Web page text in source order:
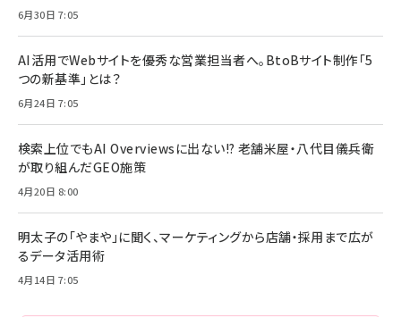
6月30日 7:05
AI活用でWebサイトを優秀な営業担当者へ。BtoBサイト制作「5
つの新基準」とは？
6月24日 7:05
検索上位でもAI Overviewsに出ない!? 老舗米屋・八代目儀兵衛
が取り組んだGEO施策
4月20日 8:00
明太子の「やまや」に聞く、マーケティングから店舗・採用まで広が
るデータ活用術
4月14日 7:05